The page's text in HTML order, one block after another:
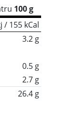
100 g
/ 155 kCal
3.2 g
0.5 g
2.7 g
26.4 g